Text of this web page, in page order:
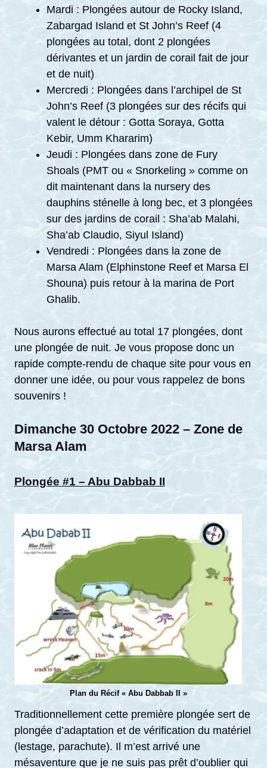
Mardi : Plongées autour de Rocky Island,
Zabargad Island et St John’s Reef (4
plongées au total, dont 2 plongées
dérivantes et un jardin de corail fait de jour
et de nuit)
Mercredi : Plongées dans l’archipel de St
John’s Reef (3 plongées sur des récifs qui
valent le détour : Gotta Soraya, Gotta
Kebir, Umm Khararim)
Jeudi : Plongées dans zone de Fury
Shoals (PMT ou « Snorkeling » comme on
dit maintenant dans la nursery des
dauphins sténelle à long bec, et 3 plongées
sur des jardins de corail : Sha’ab Malahi,
Sha’ab Claudio, Siyul Island)
Vendredi : Plongées dans la zone de
Marsa Alam (Elphinstone Reef et Marsa El
Shouna) puis retour à la marina de Port
Ghalib.
Nous aurons effectué au total 17 plongées, dont
une plongée de nuit. Je vous propose donc un
rapide compte-rendu de chaque site pour vous en
donner une idée, ou pour vous rappelez de bons
souvenirs !
Dimanche 30 Octobre 2022 – Zone de
Marsa Alam
Plongée #1 – Abu Dabbab II
Plan du Récif « Abu Dabbab II »
Traditionnellement cette première plongée sert de
plongée d’adaptation et de vérification du matériel
(lestage, parachute). Il m’est arrivé une
mésaventure que je ne suis pas prêt d’oublier qui